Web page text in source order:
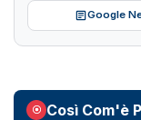
Google
Così Com'è